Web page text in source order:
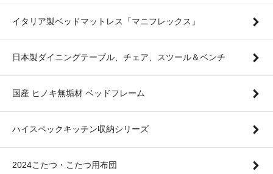
イタリア製ベッドマットレス「マニフレックス」
日本製ダイニングテーブル、チェア、スツール＆ベンチ
国産 ヒノキ無垢材 ベッドフレーム
ハイスペックキッチン収納シリーズ
2024こたつ・こたつ用布団